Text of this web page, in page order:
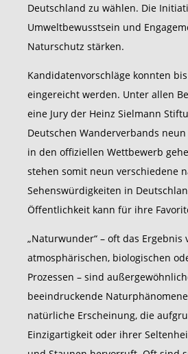
Deutschland zu wählen. Die
Umweltbewusstsein und
Naturschutz stärken.
Kandidatenvorschläge konnten
eingereicht werden. Unter allen
eine Jury der Heinz Sielmann
Deutschen Wanderverbands
in den offiziellen Wettbewerb
stehen somit neun verschiedene
Sehenswürdigkeiten in
Öffentlichkeit kann für ihre
„Naturwunder“ – oft das Ergebnis
atmosphärischen, biologischen
Prozessen – sind
beeindruckende
natürliche Erscheinung, die
Einzigartigkeit oder ihrer